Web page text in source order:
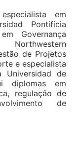
em
Pontificia
Governança
de Projetos
e especialista
Universidad de
diplomas em
regulação de
de